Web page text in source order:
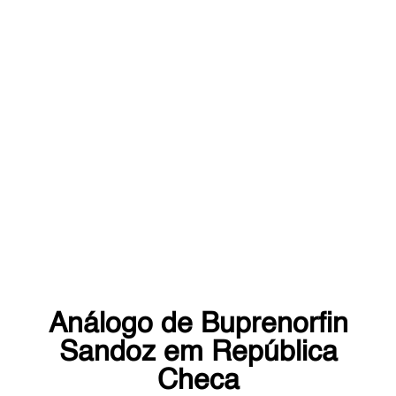
Análogo de Buprenorfin
Sandozem República
Checa